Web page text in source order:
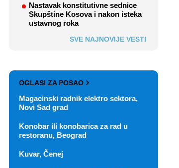
Nastavak konstitutivne sednice
Skupštine Kosova i nakon isteka
ustavnog roka
SVE NAJNOVIJE VESTI
OGLASI ZA POSAO
Magacinski radnik elektro sektora,
Novi Sad grad
Konobar ili konobarica za rad u
restoranu, Beograd
Kuvar, Čenej